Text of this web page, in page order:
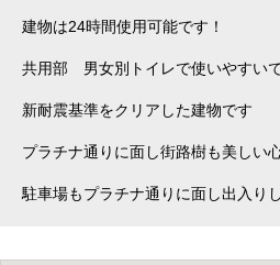
建物は24時間使用可能です！
共用部 男女別トイレで使いやすいで
新耐震基準をクリアした建物です
プラチナ通りに面し街路樹も美しい
駐車場もプラチナ通りに面し出入り